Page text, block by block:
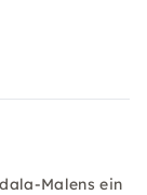
Malens ein